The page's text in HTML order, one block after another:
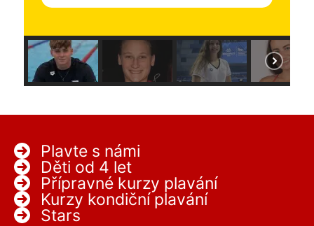
Plavte s námi
Děti od 4 let
Přípravné kurzy plavání
Kurzy kondiční plavání
Stars